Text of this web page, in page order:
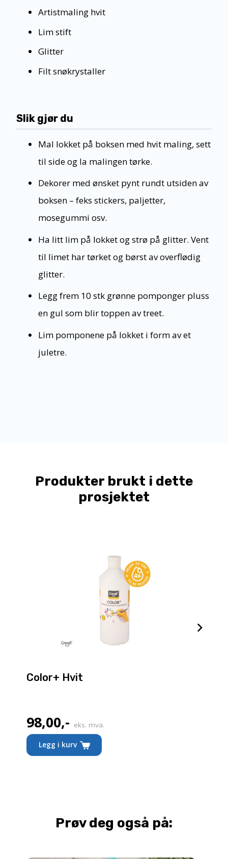
Artistmaling hvit
Lim stift
Glitter
Filt snøkrystaller
Slik gjør du
Mal lokket på boksen med hvit maling, sett
til side og la malingen tørke.
Dekorer med ønsket pynt rundt utsiden av
boksen – feks stickers, paljetter,
mosegummi osv.
Ha litt lim på lokket og strø på glitter. Vent
til limet har tørket og børst av overflødig
glitter.
Legg frem 10 stk grønne pomponger pluss
en gul som blir toppen av treet.
Lim pomponene på lokket i form av et
juletre.
Produkter brukt i dette
prosjektet
Color+ Hvit
98,00,- eks. mva.
Legg i kurv
Prøv deg også på: